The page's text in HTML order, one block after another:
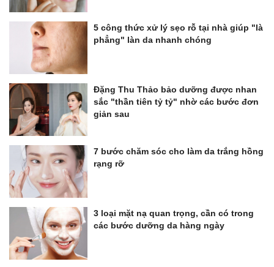
5 công thức xử lý sẹo rỗ tại nhà giúp "là
phẳng" làn da nhanh chóng
Đặng Thu Thảo bảo dưỡng được nhan
sắc "thần tiên tỷ tỷ" nhờ các bước đơn
giản sau
7 bước chăm sóc cho làm da trắng hồng
rạng rỡ
3 loại mặt nạ quan trọng, cần có trong
các bước dưỡng da hàng ngày